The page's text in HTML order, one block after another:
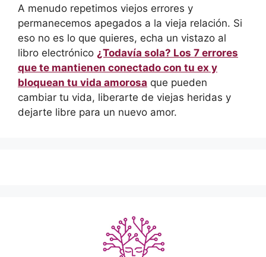
A menudo repetimos viejos errores y
permanecemos apegados a la vieja relación. Si
eso no es lo que quieres, echa un vistazo al
libro electrónico ¿Todavía sola? Los 7 errores
que te mantienen conectado con tu ex y
bloquean tu vida amorosa que pueden
cambiar tu vida, liberarte de viejas heridas y
dejarte libre para un nuevo amor.